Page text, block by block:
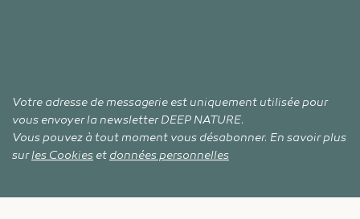
Votre adresse de messagerie est uniquement utilisée pour
vous envoyer la newsletter DEEP NATURE.
Vous pouvez à tout moment vous désabonner. En savoir plus
surles Cookies et données personnelles